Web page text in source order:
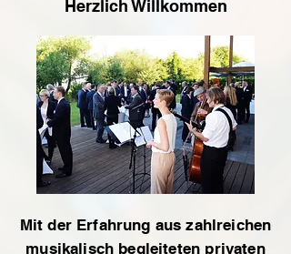
Herzlich Willkommen
Mit der Erfahrung aus zahlreichen
musikalisch begleiteten privaten